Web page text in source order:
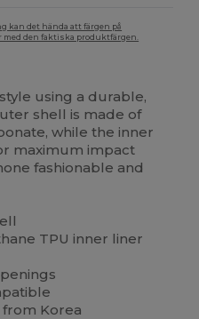
kan det hända att färgen på
den faktiska produktfärgen.
using a durable,
shell is made of
while the inner
maximum impact
fashionable and
TPU inner liner
Korea